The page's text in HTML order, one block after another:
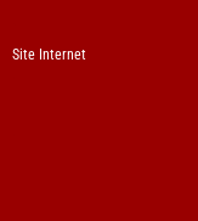
Site Internet